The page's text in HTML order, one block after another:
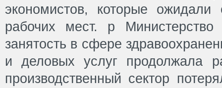
экономистов, которые
рабочих мест. p
занятость в сфере
и деловых услуг продолжала
производственный сектор